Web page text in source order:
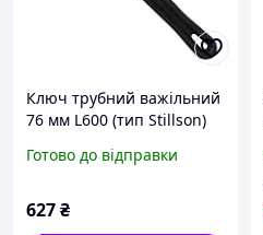
Ключ трубний важільний
76 мм L600 (тип Stillson)
санлайт
Готово до відправки
627₴